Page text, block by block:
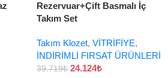
Rezervuar+Çift Basmalı İç
Takım Set
Takım Klozet, VİTRİFİYE,
İNDİRİMLİ FIRSAT ÜRÜNLERİ
39.719₺ 24.124₺